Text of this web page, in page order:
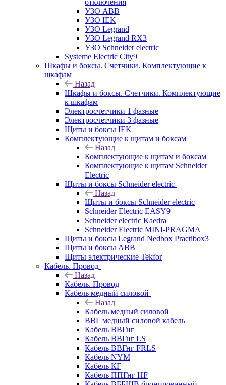
УЗО ABB
УЗО IEK
УЗО Legrand
УЗО Legrand RX3
УЗО Schneider electric
Systeme Electric City9
Шкафы и боксы. Счетчики. Комплектующие к
шкафам
Назад
Шкафы и боксы. Счетчики. Комплектующие
к шкафам
Электросчетчики 1 фазные
Электросчетчики 3 фазные
Щиты и боксы IEK
Комплектующие к щитам и боксам
Назад
Комплектующие к щитам и боксам
Комплектующие к щитам Schneider
Electric
Щиты и боксы Schneider electric
Назад
Щиты и боксы Schneider electric
Schneider Electric EASY9
Schneider electric Kaedra
Schneider Electric MINI-PRAGMA
Щиты и боксы Legrand Nedbox Practibox3
Щиты и боксы ABB
Щиты электрические Tekfor
Кабель. Провод
Назад
Кабель. Провод
Кабель медный силовой
Назад
Кабель медный силовой
ВВГ медный силовой кабель
Кабель ВВГнг
Кабель ВВГнг LS
Кабель ВВГнг FRLS
Кабель NYM
Кабель КГ
Кабель ППГнг HF